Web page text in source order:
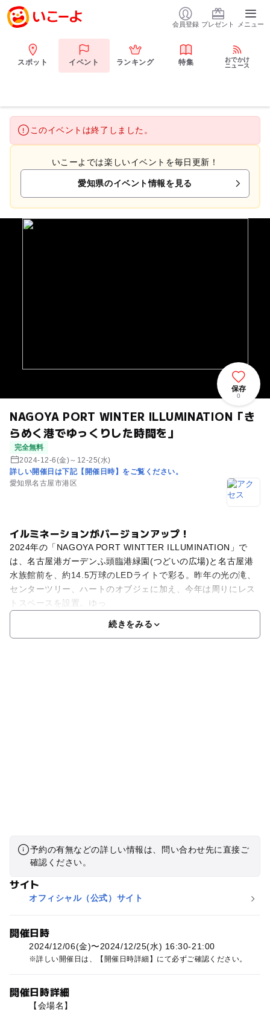
会員登録 プレゼント メニュー
スポット イベント ランキング 特集
おでかけ
ニュース
このイベントは終了しました。
いこーよでは楽しいイベントを毎日更新！
愛知県のイベント情報を見る
NAGOYA PORT WINTER ILLUMINATION「き
らめく港でゆっくりした時間を」
完全無料
2024-12-6(金)～12-25(水)
詳しい開催日は下記【開催日時】をご覧ください。
愛知県名古屋市港区
保存
0
イルミネーションがバージョンアップ！
2024年の「NAGOYA PORT WINTTER ILLUMINATION」で
は、名古屋港ガーデンふ頭臨港緑園(つどいの広場)と名古屋港
水族館前を、約14.5万球のLEDライトで彩る。昨年の光の滝、
センターツリー、ハートのオブジェに加え、今年は周りにレス
トスペースを設置。ゆっ
続きをみる
予約の有無などの詳しい情報は、問い合わせ先に直接ご
確認ください。
サイト
オフィシャル（公式）サイト
開催日時
2024/12/06(金)〜2024/12/25(水) 16:30-21:00
詳しい開催日は、【開催日時詳細】にて必ずご確認ください。
開催日時詳細
【会場名】